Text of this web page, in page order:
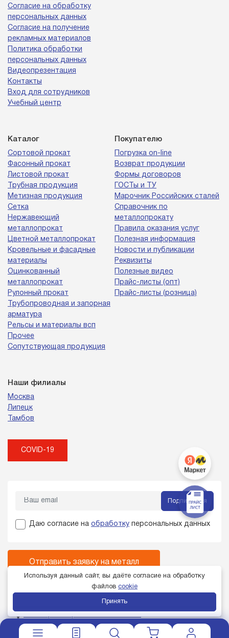
Согласие на обработку
персональных данных
Согласие на получение
рекламных материалов
Политика обработки
персональных данных
Видеопрезентация
Контакты
Вход для сотрудников
Учебный центр
Каталог
Сортовой прокат
Фасонный прокат
Листовой прокат
Трубная продукция
Метизная продукция
Сетка
Нержавеющий
металлопрокат
Цветной металлопрокат
Кровельные и фасадные
материалы
Оцинкованный
металлопрокат
Рулонный прокат
Трубопроводная и запорная
арматура
Рельсы и материалы всп
Прочее
Сопутствующая продукция
Покупателю
Погрузка on-line
Возврат продукции
Формы договоров
ГОСТы и ТУ
Марочник Российских сталей
Справочник по
металлопрокату
Правила оказания услуг
Полезная информация
Новости и публикации
Реквизиты
Полезные видео
Прайс-листы (опт)
Прайс-листы (розница)
Наши филиалы
Москва
Липецк
Тамбов
COVID-19
Подписаться
Даю согласие на обработку персональных данных
Отправить заявку на металл
Не нашли нужный металл в каталоге?
Звоните:+7 (4742) 232-787
Член торгово-промышленной палаты
Используя данный сайт, вы даёте согласие на обработку
файлов cookie
Принять